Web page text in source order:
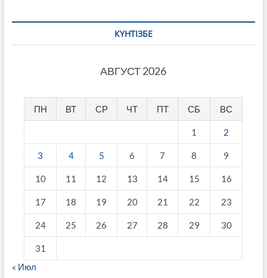
КҮНТІЗБЕ
АВГУСТ 2026
ПН ВТ СР ЧТ ПТ СБ ВС
1 2
3 4 5 6 7 8 9
10 11 12 13 14 15 16
17 18 19 20 21 22 23
24 25 26 27 28 29 30
31
« Июл